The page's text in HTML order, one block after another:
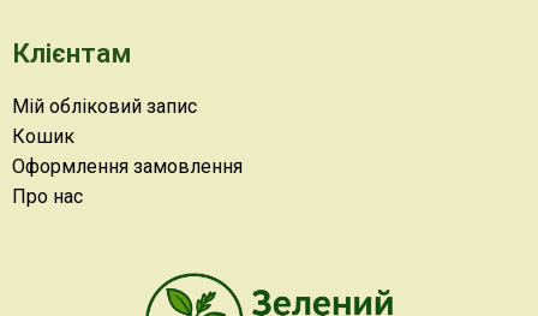
Клієнтам
Мій обліковий запис
Кошик
Оформлення замовлення
Про нас